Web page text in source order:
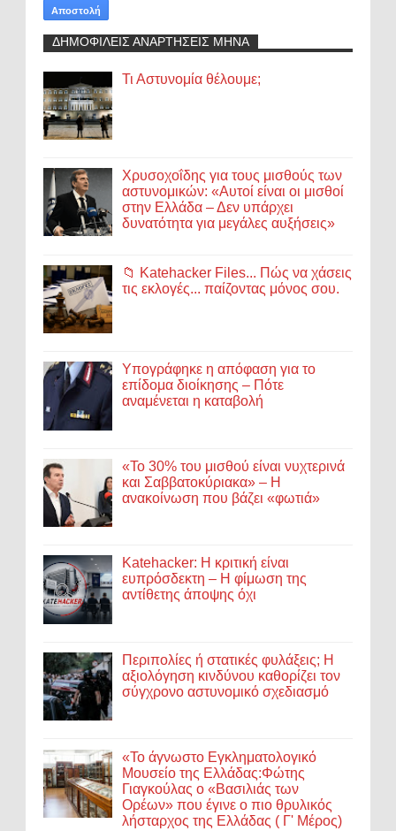
ΔΗΜΟΦΙΛΕΙΣ ΑΝΑΡΤΗΣΕΙΣ ΜΗΝΑ
Τι Αστυνομία θέλουμε;
Χρυσοχοΐδης για τους μισθούς των
αστυνομικών: «Αυτοί είναι οι μισθοί
στην Ελλάδα – Δεν υπάρχει
δυνατότητα για μεγάλες αυξήσεις»
📁 Katehacker Files... Πώς να χάσεις
τις εκλογές... παίζοντας μόνος σου.
Υπογράφηκε η απόφαση για το
επίδομα διοίκησης – Πότε
αναμένεται η καταβολή
«Το 30% του μισθού είναι νυχτερινά
και Σαββατοκύριακα» – Η
ανακοίνωση που βάζει «φωτιά»
Katehacker: Η κριτική είναι
ευπρόσδεκτη – Η φίμωση της
αντίθετης άποψης όχι
Περιπολίες ή στατικές φυλάξεις; Η
αξιολόγηση κινδύνου καθορίζει τον
σύγχρονο αστυνομικό σχεδιασμό
«Το άγνωστο Εγκληματολογικό
Μουσείο της Ελλάδας:Φώτης
Γιαγκούλας ο «Βασιλιάς των
Ορέων» που έγινε ο πιο θρυλικός
λήσταρχος της Ελλάδας ( Γ' Μέρος)